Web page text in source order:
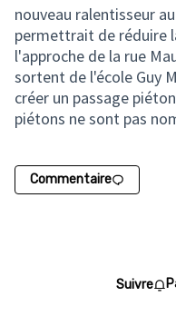
nouveau ralentisseur
permettrait de réduire
l'approche de la rue
sortent de l'école Guy
créer un passage
piétons ne sont pas
Commentaire
Suivre